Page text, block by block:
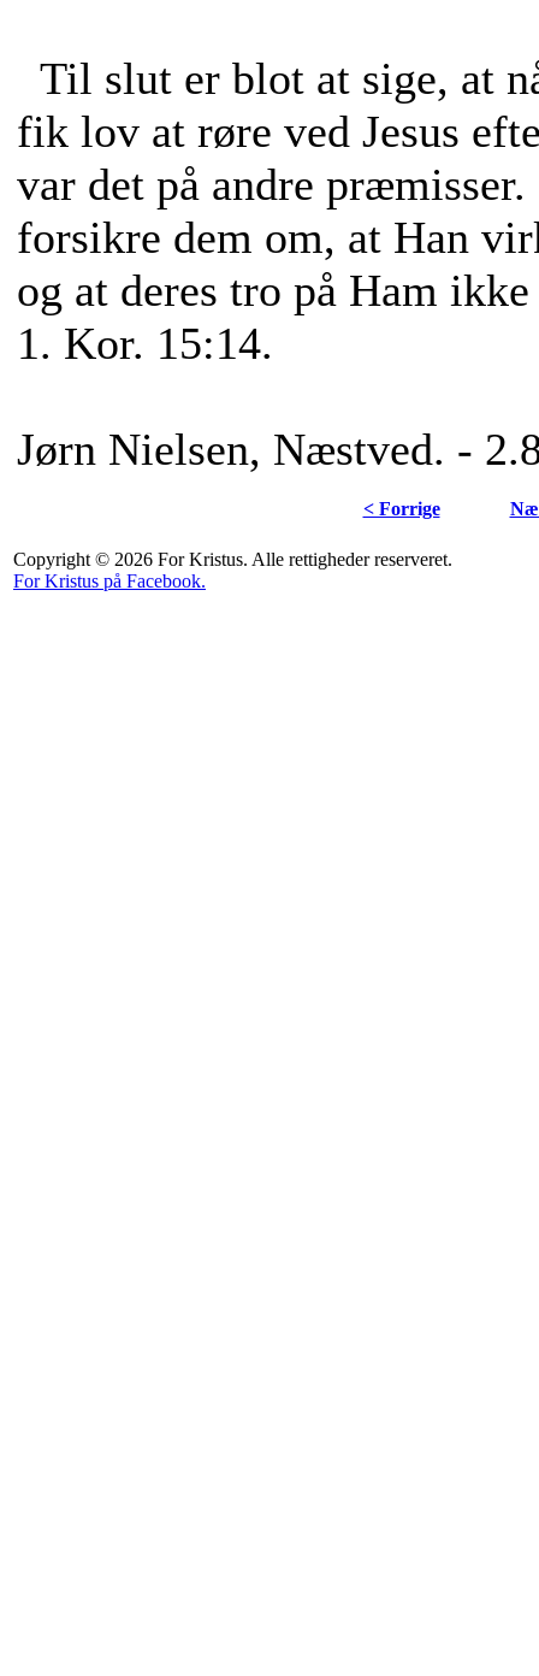
Til slut er blot at sige, at
fik lov at røre ved Jesus
var det på andre
forsikre dem om, at Han
og at deres tro på Ham
1. Kor. 15:14.
Jørn Nielsen, Næstved. -
< Forrige
Copyright © 2026 For Kristus. Alle rettigheder reserveret.
For Kristus på Facebook.